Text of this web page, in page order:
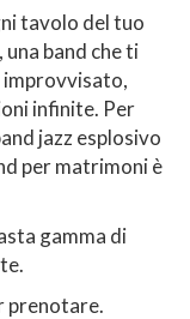
tavolo del tuo
band che ti
improvvisato,
infinite. Per
jazz esplosivo
per matrimoni è
gamma di
prenotare.